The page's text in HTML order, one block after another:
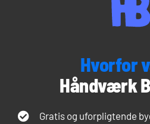
Hvorfor
Håndværk
Gratis og uforpligtende